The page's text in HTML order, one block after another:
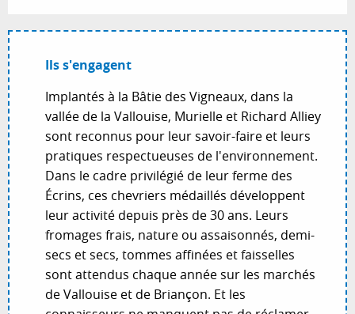
Ils s'engagent
Implantés à la Bâtie des Vigneaux, dans la
vallée de la Vallouise, Murielle et Richard Alliey
sont reconnus pour leur savoir-faire et leurs
pratiques respectueuses de l'environnement.
Dans le cadre privilégié de leur ferme des
Écrins, ces chevriers médaillés développent
leur activité depuis près de 30 ans. Leurs
fromages frais, nature ou assaisonnés, demi-
secs et secs, tommes affinées et faisselles
sont attendus chaque année sur les marchés
de Vallouise et de Briançon. Et les